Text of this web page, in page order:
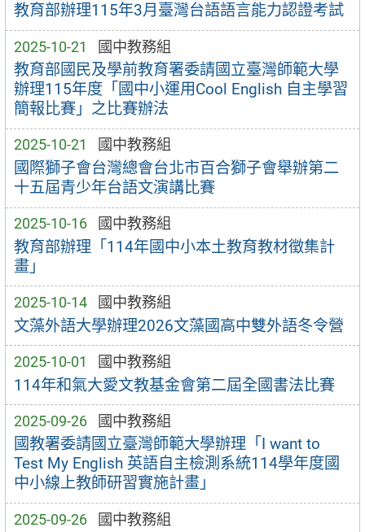
教育部辦理115年3月臺灣台語語言能力認證考試
2025-10-21 國中教務組
教育部國民及學前教育署委請國立臺灣師範大學
辦理115年度「國中小運用Cool English 自主學習
簡報比賽」之比賽辦法
2025-10-21 國中教務組
國際獅子會台灣總會台北市百合獅子會舉辦第二
十五屆青少年台語文演講比賽
2025-10-16 國中教務組
教育部辦理「114年國中小本土教育教材徵集計
畫」
2025-10-14 國中教務組
文藻外語大學辦理2026文藻國高中雙外語冬令營
2025-10-01 國中教務組
114年和氣大愛文教基金會第二屆全國書法比賽
2025-09-26 國中教務組
國教署委請國立臺灣師範大學辦理「I want to
Test My English 英語自主檢測系統114學年度國
中小線上教師研習實施計畫」
2025-09-26 國中教務組